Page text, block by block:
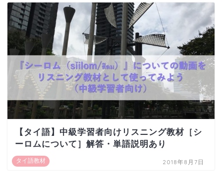
タイ語教材
【タイ語】中級学習者向けリスニング教材［シ
ーロムについて］解答・単語説明あり
2018年8月7日